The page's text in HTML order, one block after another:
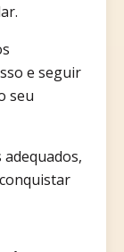
e seguir
seu